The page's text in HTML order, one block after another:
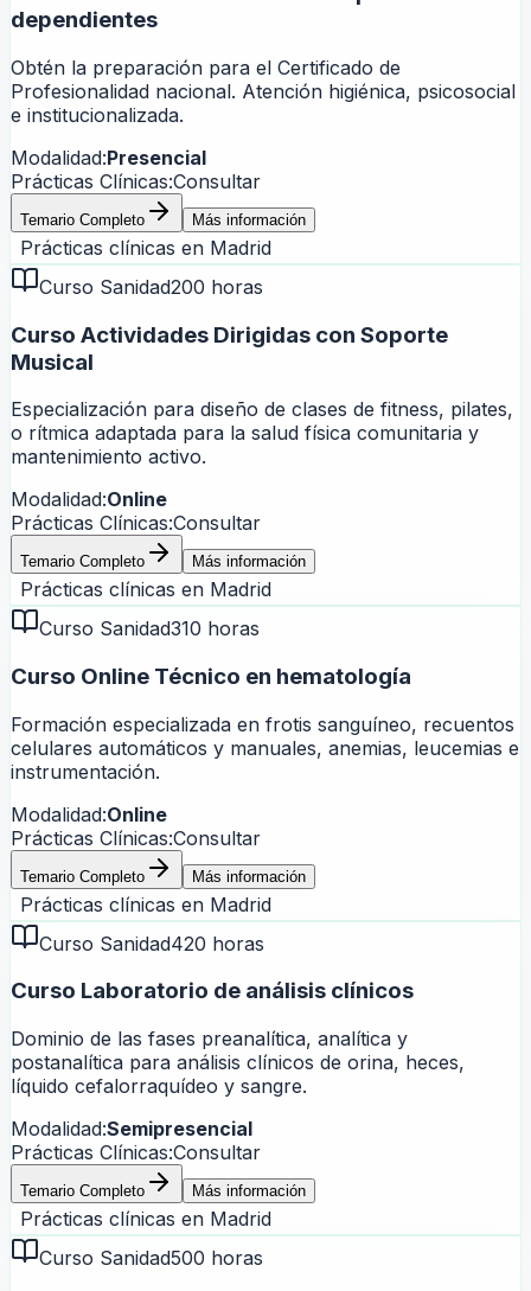
dependientes
Obtén la preparación para el Certificado de
Profesionalidad nacional. Atención higiénica, psicosocial
e institucionalizada.
Modalidad:Presencial
Prácticas Clínicas:Consultar
Temario Completo Más información
Prácticas clínicas en Madrid
Curso Sanidad200 horas
Curso Actividades Dirigidas con Soporte
Musical
Especialización para diseño de clases de fitness, pilates,
o rítmica adaptada para la salud física comunitaria y
mantenimiento activo.
Modalidad:Online
Prácticas Clínicas:Consultar
Temario Completo Más información
Prácticas clínicas en Madrid
Curso Sanidad310 horas
Curso Online Técnico en hematología
Formación especializada en frotis sanguíneo, recuentos
celulares automáticos y manuales, anemias, leucemias e
instrumentación.
Modalidad:Online
Prácticas Clínicas:Consultar
Temario Completo Más información
Prácticas clínicas en Madrid
Curso Sanidad420 horas
Curso Laboratorio de análisis clínicos
Dominio de las fases preanalítica, analítica y
postanalítica para análisis clínicos de orina, heces,
líquido cefalorraquídeo y sangre.
Modalidad:Semipresencial
Prácticas Clínicas:Consultar
Temario Completo Más información
Prácticas clínicas en Madrid
Curso Sanidad500 horas